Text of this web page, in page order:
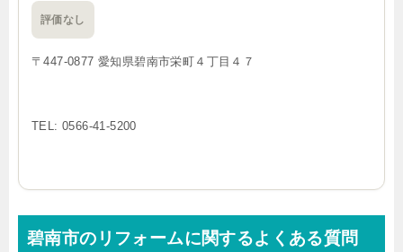
評価なし
〒447-0877 愛知県碧南市栄町４丁目４７
TEL: 0566-41-5200
碧南市のリフォームに関するよくある質問